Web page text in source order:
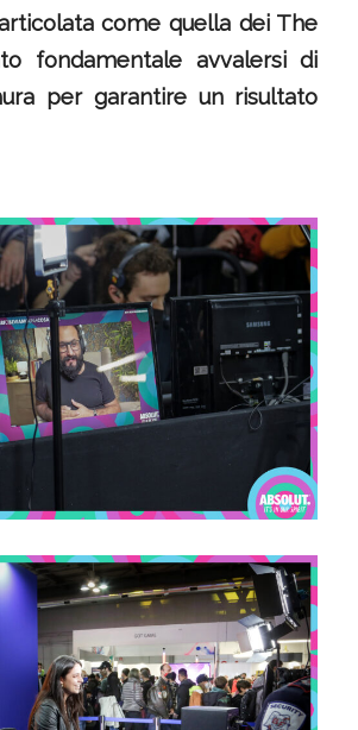
come quella dei The
fondamentale avvalersi di
per garantire un risultato